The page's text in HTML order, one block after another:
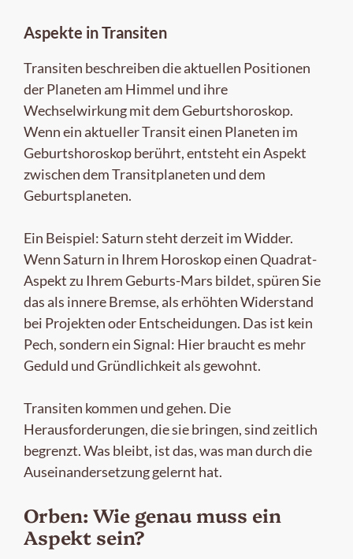
Aspekte in Transiten
Transiten beschreiben die aktuellen Positionen
der Planeten am Himmel und ihre
Wechselwirkung mit dem Geburtshoroskop.
Wenn ein aktueller Transit einen Planeten im
Geburtshoroskop berührt, entsteht ein Aspekt
zwischen dem Transitplaneten und dem
Geburtsplaneten.
Ein Beispiel: Saturn steht derzeit im Widder.
Wenn Saturn in Ihrem Horoskop einen Quadrat-
Aspekt zu Ihrem Geburts-Mars bildet, spüren Sie
das als innere Bremse, als erhöhten Widerstand
bei Projekten oder Entscheidungen. Das ist kein
Pech, sondern ein Signal: Hier braucht es mehr
Geduld und Gründlichkeit als gewohnt.
Transiten kommen und gehen. Die
Herausforderungen, die sie bringen, sind zeitlich
begrenzt. Was bleibt, ist das, was man durch die
Auseinandersetzung gelernt hat.
Orben: Wie genau muss ein
Aspekt sein?